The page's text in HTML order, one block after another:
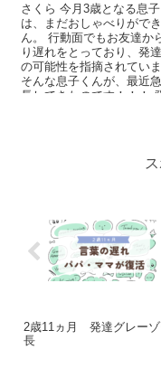
さくら 今月3歳となる息
は、まだおしゃべりがで
ん。 行動面でもお友達か
り遅れをとっており、発
の可能性を指摘されていま
そんな息子くんが、最近
長してきたのです！！！
2歳11ヵ月 発達グレーゾ
長